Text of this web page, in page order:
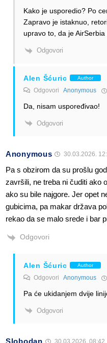
Kako je usporedio? Po
Zapravo je istaknuo,
upravo to, da je
Odgovori
Alen Šćuric Author
Odgovori Anonymous
Da, nisam uspoređivao!
Odgovori
Anonymous 30.03.2026.
Pa s obzirom da su prošlu
završili, ne treba ni čuditi ako
ako su bile najgore. Jer opet
gubicima, pa makar država
rekao da se malo srede i bar
Odgovori
Alen Šćuric Author
Odgovori Anonymous
Pa će ukidanjem dvije
Odgovori